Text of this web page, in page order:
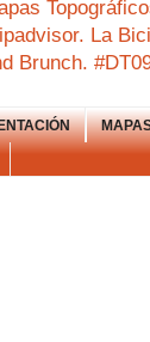
La
Brunch.